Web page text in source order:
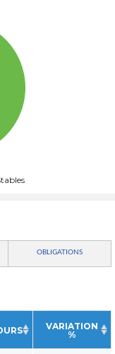
OBLIGATIONS
VARIATION
%